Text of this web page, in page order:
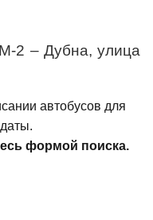
2 – Дубна, улица
автобусов для
формой поиска.